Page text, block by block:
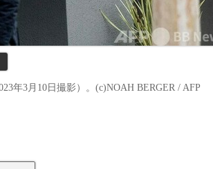
年3月10日撮影）。(c)NOAH BERGER / AFP